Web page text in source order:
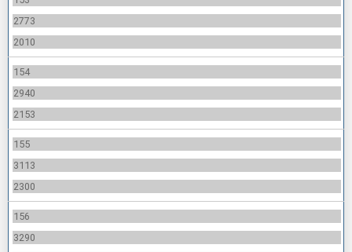
2773
2010
154
2940
2153
155
3113
2300
156
3290